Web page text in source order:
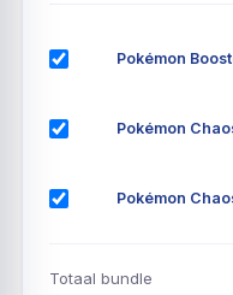
Pokémon
Pokémon
Pokémon
Totaal bundle